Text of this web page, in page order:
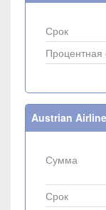
Срок
Процентная
Austrian
Сумма
Срок